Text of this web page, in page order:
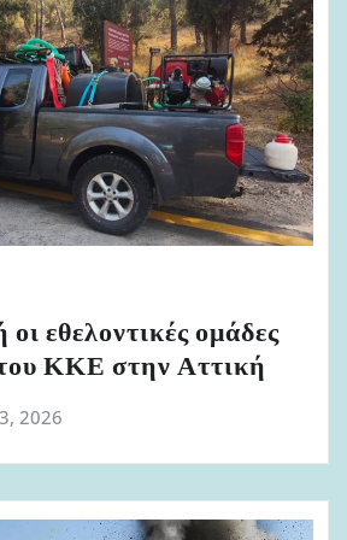
εθελοντικές ομάδες
ΚΚΕ στην Αττική
2026